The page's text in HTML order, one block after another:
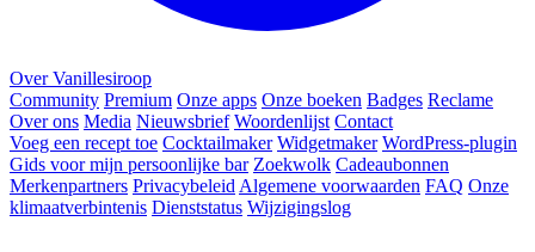
Over Vanillesiroop
Community Premium Onze apps Onze boeken Badges Reclame
Over ons Media Nieuwsbrief Woordenlijst Contact
Voeg een recept toe Cocktailmaker Widgetmaker WordPress-plugin
Gids voor mijn persoonlijke bar Zoekwolk Cadeaubonnen
Merkenpartners Privacybeleid Algemene voorwaarden FAQ Onze
klimaatverbintenis Dienststatus Wijzigingslog